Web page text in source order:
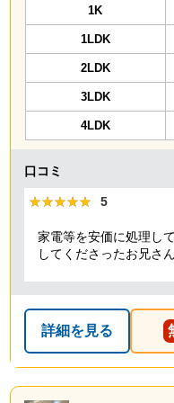
1K
1LDK
2LDK
3LDK
4LDK
口コミ
★★★★★
★★★★★ 5
家電等を安価に処理し
してくださったお兄さ
詳細を見る